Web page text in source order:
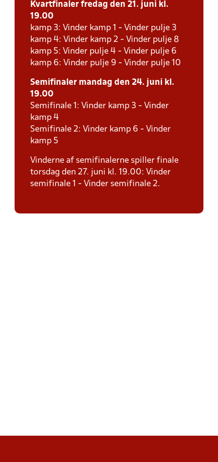
Kvartfinaler fredag den 21. juni kl.
19.00
kamp 3: Vinder kamp 1 - Vinder pulje 3
kamp 4: Vinder kamp 2 - Vinder pulje 8
kamp 5: Vinder pulje 4 - Vinder pulje 6
kamp 6: Vinder pulje 9 - Vinder pulje 10
Semifinaler mandag den 24. juni kl.
19.00
Semifinale 1: Vinder kamp 3 - Vinder
kamp 4
Semifinale 2: Vinder kamp 6 - Vinder
kamp 5
Vinderne af semifinalerne spiller finale
torsdag den 27. juni kl. 19.00: Vinder
semifinale 1 - Vinder semifinale 2.